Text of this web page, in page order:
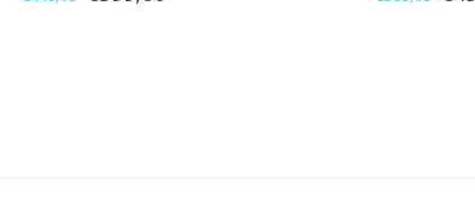
ganzendons